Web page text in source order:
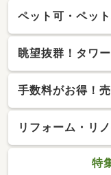
ペット可・ペッ
眺望抜群！タワ
手数料がお得！
リフォーム・リ
特